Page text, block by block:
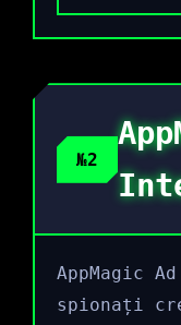
№2
AppMagic
spionați